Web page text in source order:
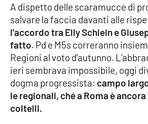
Cronaca
Cultura
Economia e Lavoro
Politica
Sanità
A dispetto delle scaramucce di
salvare la faccia davanti alle
l’accordo tra Elly Schlein e
fatto. Pd e M5s correranno
Regioni al voto d’autunno.
ieri sembrava impossibile, oggi
dogma progressista: campo
le regionali, ché a Roma è
coltelli.